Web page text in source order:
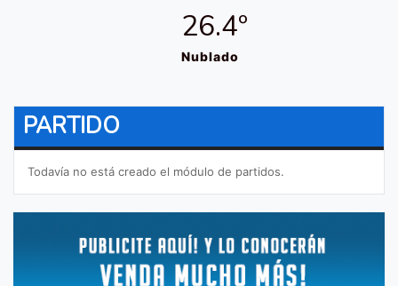
26.4º
Nublado
PARTIDO
Todavía no está creado el módulo de partidos.